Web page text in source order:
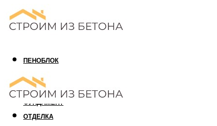
ПЕНОБЛОК
ГАЗОБЛОК
АРБОЛИТОВЫЙ БЛОК
ФУНДАМЕНТ
ОТДЕЛКА